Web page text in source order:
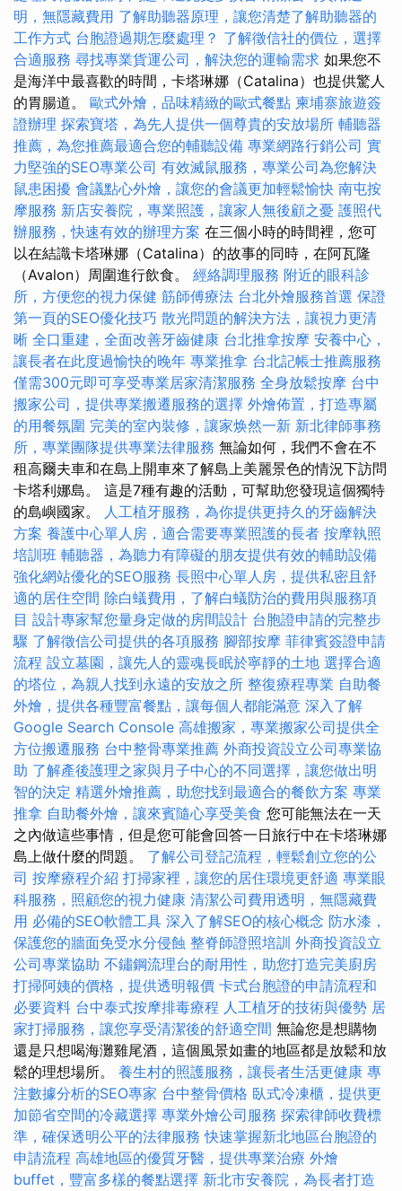
明，無隱藏費用 了解助聽器原理，讓您清楚了解助聽器的
工作方式 台胞證過期怎麼處理？ 了解徵信社的價位，選擇
合適服務 尋找專業貨運公司，解決您的運輸需求 如果您不
是海洋中最喜歡的時間，卡塔琳娜（Catalina）也提供驚人
的胃腸道。 歐式外燴，品味精緻的歐式餐點 柬埔寨旅遊簽
證辦理 探索寶塔，為先人提供一個尊貴的安放場所 輔聽器
推薦，為您推薦最適合您的輔聽設備 專業網路行銷公司 實
力堅強的SEO專業公司 有效滅鼠服務，專業公司為您解決
鼠患困擾 會議點心外燴，讓您的會議更加輕鬆愉快 南屯按
摩服務 新店安養院，專業照護，讓家人無後顧之憂 護照代
辦服務，快速有效的辦理方案 在三個小時的時間裡，您可
以在結識卡塔琳娜（Catalina）的故事的同時，在阿瓦隆
（Avalon）周圍進行飲食。 經絡調理服務 附近的眼科診
所，方便您的視力保健 筋師傅療法 台北外燴服務首選 保證
第一頁的SEO優化技巧 散光問題的解決方法，讓視力更清
晰 全口重建，全面改善牙齒健康 台北推拿按摩 安養中心，
讓長者在此度過愉快的晚年 專業推拿 台北記帳士推薦服務
僅需300元即可享受專業居家清潔服務 全身放鬆按摩 台中
搬家公司，提供專業搬遷服務的選擇 外燴佈置，打造專屬
的用餐氛圍 完美的室內裝修，讓家焕然一新 新北律師事務
所，專業團隊提供專業法律服務 無論如何，我們不會在不
租高爾夫車和在島上開車來了解島上美麗景色的情況下訪問
卡塔利娜島。 這是7種有趣的活動，可幫助您發現這個獨特
的島嶼國家。 人工植牙服務，為你提供更持久的牙齒解決
方案 養護中心單人房，適合需要專業照護的長者 按摩執照
培訓班 輔聽器，為聽力有障礙的朋友提供有效的輔助設備
強化網站優化的SEO服務 長照中心單人房，提供私密且舒
適的居住空間 除白蟻費用，了解白蟻防治的費用與服務項
目 設計專家幫您量身定做的房間設計 台胞證申請的完整步
驟 了解徵信公司提供的各項服務 腳部按摩 菲律賓簽證申請
流程 設立墓園，讓先人的靈魂長眠於寧靜的土地 選擇合適
的塔位，為親人找到永遠的安放之所 整復療程專業 自助餐
外燴，提供各種豐富餐點，讓每個人都能滿意 深入了解
Google Search Console 高雄搬家，專業搬家公司提供全
方位搬遷服務 台中整骨專業推薦 外商投資設立公司專業協
助 了解產後護理之家與月子中心的不同選擇，讓您做出明
智的決定 精選外燴推薦，助您找到最適合的餐飲方案 專業
推拿 自助餐外燴，讓來賓隨心享受美食 您可能無法在一天
之內做這些事情，但是您可能會回答一日旅行中在卡塔琳娜
島上做什麼的問題。 了解公司登記流程，輕鬆創立您的公
司 按摩療程介紹 打掃家裡，讓您的居住環境更舒適 專業眼
科服務，照顧您的視力健康 清潔公司費用透明，無隱藏費
用 必備的SEO軟體工具 深入了解SEO的核心概念 防水漆，
保護您的牆面免受水分侵蝕 整脊師證照培訓 外商投資設立
公司專業協助 不鏽鋼流理台的耐用性，助您打造完美廚房
打掃阿姨的價格，提供透明報價 卡式台胞證的申請流程和
必要資料 台中泰式按摩排毒療程 人工植牙的技術與優勢 居
家打掃服務，讓您享受清潔後的舒適空間 無論您是想購物
還是只想喝海灘雞尾酒，這個風景如畫的地區都是放鬆和放
鬆的理想場所。 養生村的照護服務，讓長者生活更健康 專
注數據分析的SEO專家 台中整骨價格 臥式冷凍櫃，提供更
加節省空間的冷藏選擇 專業外燴公司服務 探索律師收費標
準，確保透明公平的法律服務 快速掌握新北地區台胞證的
申請流程 高雄地區的優質牙醫，提供專業治療 外燴
buffet，豐富多樣的餐點選擇 新北市安養院，為長者打造